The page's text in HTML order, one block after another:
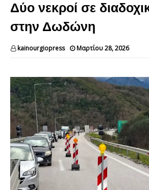
Δύο νεκροί σε
στην Δωδώνη
kainourgiopress Μαρτίου 28, 2026